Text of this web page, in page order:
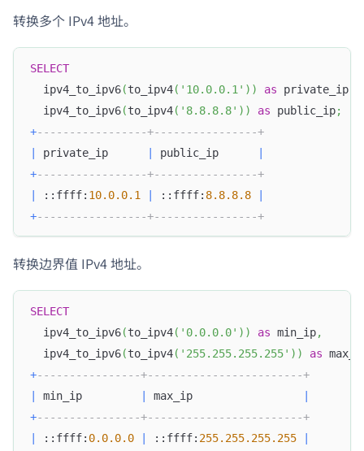
转换多个 IPv4 地址。
SELECT
  ipv4_to_ipv6
(to_ipv4( '10.0.0.1' ) ) as private_ip
  ipv4_to_ipv6
(to_ipv4( '8.8.8.8' ) ) as public_ip;
+-----------------+----------------+
|
private_ip | public_ip
|
+-----------------+----------------+
|
::ffff: 10.0.0.1 | ::ffff: 8.8.8.8
|
+-----------------+----------------+
转换边界值 IPv4 地址。
SELECT
  ipv4_to_ipv6
(to_ipv4( '0.0.0.0' ) ) as min_ip,
  ipv4_to_ipv6
(to_ipv4( '255.255.255.255' ) ) as
+----------------+------------------------+
min_ip max_ip
+----------------+------------------------+
::ffff: 0.0.0.0 ::ffff: 255.255.255.255